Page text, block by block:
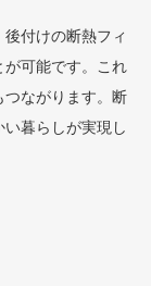
付けの断熱フィ
が可能です。これ
つながります。断
暮らしが実現し